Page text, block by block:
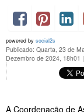
powered by social2s
Publicado: Quarta, 23 de
Dezembro de 2024, 18h01 |
A Coordenação de